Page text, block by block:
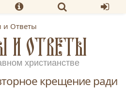
и Ответы
И ОТВЕТЫ
христианстве
крещение ради